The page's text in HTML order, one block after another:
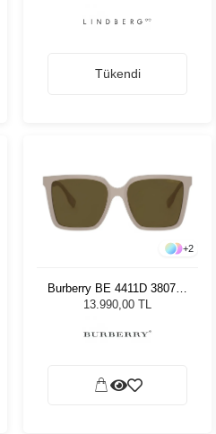
Tükendi
+2
Burberry BE 4411D 380773
57 Kadın Güneş Gözlüğü
13.990,00 TL